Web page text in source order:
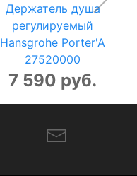
Держатель душа
регулируемый
Hansgrohe Porter'A
27520000
7 590 руб.